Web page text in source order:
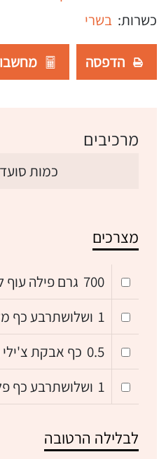
כשרות: בשרי
הדפסה
מרכיבים
כמות
מצרכים
700 גרם פילה
1 ושלושתרבע כף
0.5 כף אבקת
1 ושלושתרבע כף
לבלילה הרטובה